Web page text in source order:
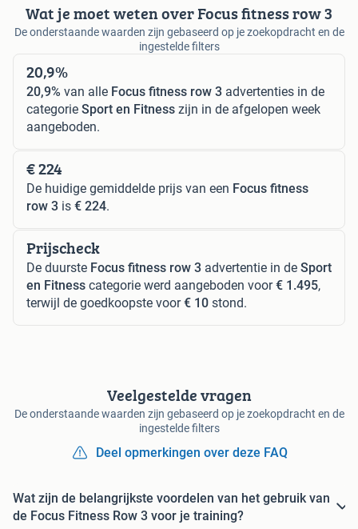
Wat je moet weten over Focus fitness row 3
De onderstaande waarden zijn gebaseerd op je zoekopdracht en de
ingestelde filters
20,9%
20,9% van alle Focus fitness row 3 advertenties in de
categorie Sport en Fitness zijn in de afgelopen week
aangeboden.
€ 224
De huidige gemiddelde prijs van een Focus fitness
row 3 is € 224.
Prijscheck
De duurste Focus fitness row 3 advertentie in de Sport
en Fitness categorie werd aangeboden voor€ 1.495,
terwijl de goedkoopste voor€ 10 stond.
Veelgestelde vragen
De onderstaande waarden zijn gebaseerd op je zoekopdracht en de
ingestelde filters
Deel opmerkingen over deze FAQ
Wat zijn de belangrijkste voordelen van het gebruik van
de Focus Fitness Row 3 voor je training?